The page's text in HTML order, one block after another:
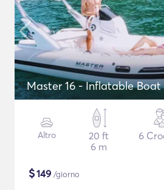
Master 16 - Inflatable Boat
Altro
20 ft
6 m
6
$149 /giorno